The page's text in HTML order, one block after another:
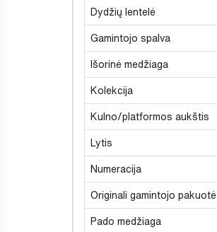
Dydžių lentelė
Gamintojo spalva
Išorinė medžiaga
Kolekcija
Kulno/platformos aukštis
Lytis
Numeracija
Originali gamintojo pakuotė
Pado medžiaga